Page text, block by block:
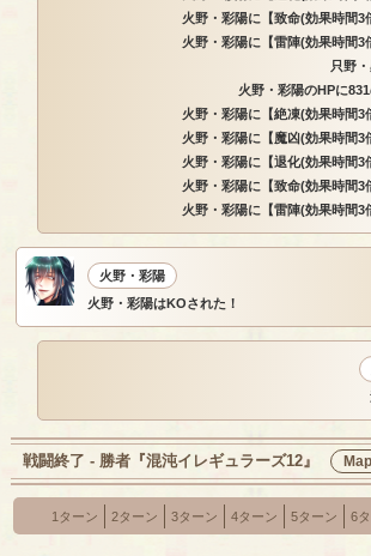
火野・彩陽に【致命(効果時間3
火野・彩陽に【雷陣(効果時間3
只野
火野・彩陽のHPに
火野・彩陽に【絶凍(効果時間3
火野・彩陽に【魔凶(効果時間3
火野・彩陽に【退化(効果時間3
火野・彩陽に【致命(効果時間3
火野・彩陽に【雷陣(効果時間3
火野・彩陽
火野・彩陽はKOされた！
戦闘終了 - 勝者『混沌イレギュラーズ12』 Map
1ターン 2ターン 3ターン 4ターン 5ターン 6